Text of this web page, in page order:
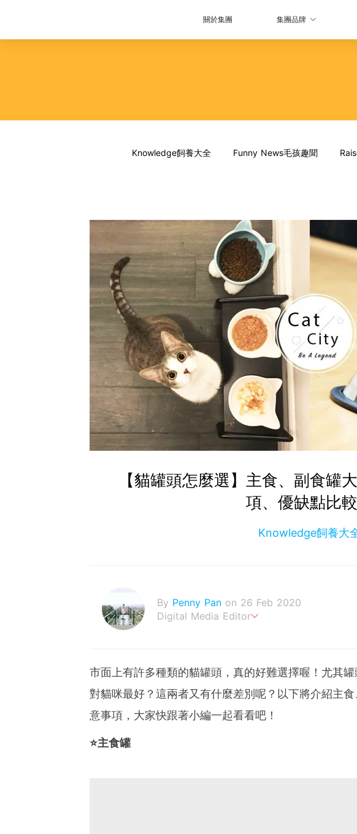
關於集團 集團品牌
Knowledge飼養大全 Funny News毛孩趣聞
【貓罐頭怎麼選】主食、副食罐
項、優缺點比較
Knowledge飼養大
By Penny Pan on 26 Feb 2020
Digital Media Editor
市面上有許多種類的貓罐頭，真的好難選擇喔！尤其
對貓咪最好？這兩者又有什麼差別呢？以下將介紹主
意事項，大家快跟著小編一起看看吧！
⭐主食罐